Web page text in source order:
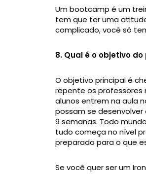
Um bootcamp é um
tem que ter uma
complicado, você só
8. Qual é o objetivo
O objetivo principal é
repente os professores
alunos entrem na aula
possam se
9 semanas. Todo
tudo começa no nível
preparado para o que
Se você quer ser um